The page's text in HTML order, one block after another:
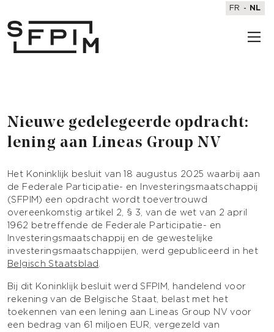
FR NL
Nieuwe gedelegeerde opdracht:
lening aan Lineas Group NV
Het Koninklijk besluit van 18 augustus 2025 waarbij aan
de Federale Participatie- en Investeringsmaatschappij
(SFPIM) een opdracht wordt toevertrouwd
overeenkomstig artikel 2, § 3, van de wet van 2 april
1962 betreffende de Federale Participatie- en
Investeringsmaatschappij en de gewestelijke
investeringsmaatschappijen, werd gepubliceerd in het
Belgisch Staatsblad.
Bij dit Koninklijk besluit werd SFPIM, handelend voor
rekening van de Belgische Staat, belast met het
toekennen van een lening aan Lineas Group NV voor
een bedrag van 61 miljoen EUR, vergezeld van